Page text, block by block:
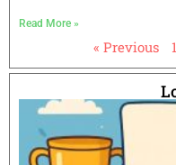
Read More »
« Previous 1